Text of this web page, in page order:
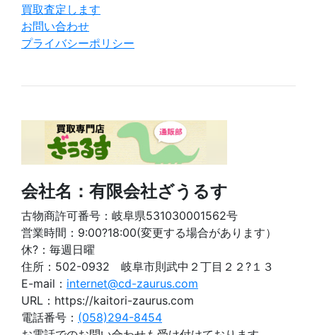
買取査定します
お問い合わせ
プライバシーポリシー
会社名：有限会社ざうるす
古物商許可番号：岐阜県531030001562号
営業時間：9:00?18:00(変更する場合があります）
休?：毎週日曜
住所：502-0932 岐阜市則武中２丁目２２?１３
E-mail： internet@cd-zaurus.com
URL：https://kaitori-zaurus.com
電話番号： (058)294-8454